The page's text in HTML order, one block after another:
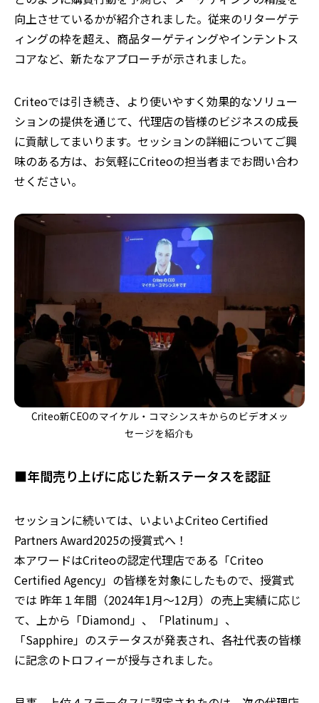
向上させているかが紹介されました。従来のリターゲテ
ィングの枠を超え、商品ターゲティングやインテントス
コアなど、新たなアプローチが示されました。
Criteoでは引き続き、より使いやすく効果的なソリュー
ションの提供を通じて、代理店の皆様のビジネスの成長
に貢献してまいります。 セッションの詳細についてご興
味のある方は、お気軽にCriteoの担当者までお問い合わ
せください。
Criteo新CEOのマイケル・コマシンスキからのビデオメッ
セージを紹介も
■年間売り上げに応じた新ステータスを認証
セッションに続いては、いよいよCriteo Certified
Partners Award2025の授賞式へ！
本アワードはCriteoの認定代理店である「Criteo
Certified Agency」の皆様を対象にしたもので、 授賞式
では 昨年１年間（2024年1月～12月）の売上実績に応じ
て、 上から 「Diamond」、「Platinum」、
「Sapphire」のステータスが発表され、各社代表の皆様
に記念のトロフィーが授与されました。